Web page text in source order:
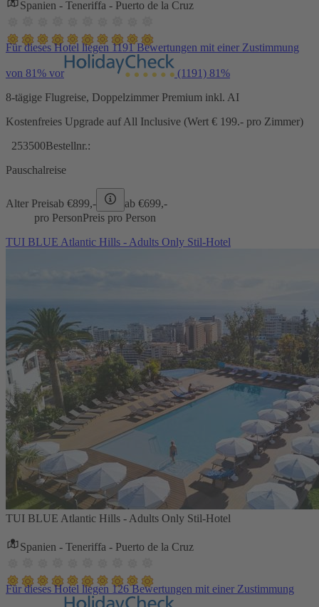
Spanien - Teneriffa - Puerto de la Cruz
Für dieses Hotel liegen 1191 Bewertungen mit einer Zustimmung
von 81% vor (1191) 81%
8-tägige Flugreise, Doppelzimmer Premium inkl. AI
Kostenfreies Upgrade auf All Inclusive (Wert € 199.- pro Zimmer)
253500Bestellnr.:
Pauschalreise
Alter Preisab €899,- ab €699,-
pro PersonPreis pro Person
TUI BLUE Atlantic Hills - Adults Only Stil-Hotel
TUI BLUE Atlantic Hills - Adults Only Stil-Hotel
Spanien - Teneriffa - Puerto de la Cruz
Für dieses Hotel liegen 126 Bewertungen mit einer Zustimmung